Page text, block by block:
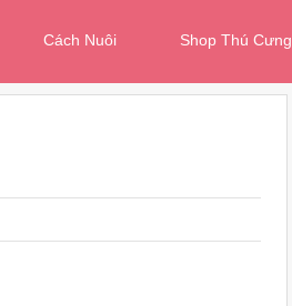
Cách Nuôi Shop Thú Cưng